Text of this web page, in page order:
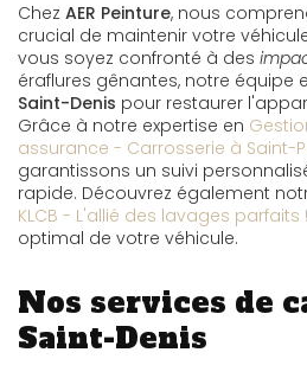
Chez AER Peinture, nous
crucial de maintenir votre
vous soyez confronté à des
éraflures gênantes, notre équipe
Saint-Denis pour restaurer
Grâce à notre expertise en
assurance - Carrosserie à Saint-
garantissons un suivi
rapide. Découvrez également
KLCB - L'allié des lavages parfaits !
optimal de votre véhicule.
Nos services de
Saint-Denis